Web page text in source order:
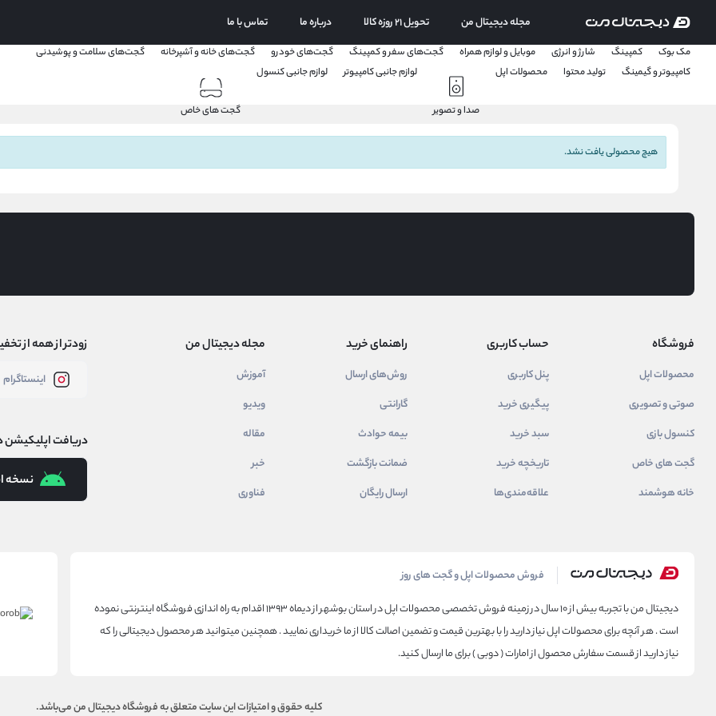
مجله دیجیتال من تحویل ۲۱ روزه کالا درباره ما تماس با ما
مک بوک کمپینگ شارژ و انرژی موبایل و لوازم همراه گجت‌های سفر و کمپینگ گجت‌های خودرو گجت‌های خانه و آشپرخانه
گجت‌های سلامت و پوشیدنی
کامپیوتر و گیمینگ
تولید محتوا محصولات اپل
صدا و تصویر
لوازم جانبی کامپیوتر لوازم جانبی کنسول
گجت های خاص
جستجو " آیفون " جستجو " اسپیکر بلوتوثی "
هیچ محصولی یافت نشد.
فروشگاه
محصولات اپل
صوتی و تصویری
کنسول بازی
گجت های خاص
خانه هوشمند
حساب کاربری
پنل کاربری
پیگیری خرید
سبد خرید
تاریخچه خرید
علاقه‌مندی‌ها
راهنمای خرید
روش‌های ارسال
گارانتی
بیمه حوادث
ضمانت بازگشت
ارسال رایگان
مجله دیجیتال من
آموزش
ویدیو
مقاله
خبر
فناوری
زودتر از همه از
اینستاگرام
دریافت اپلیکیشن
نسخه
دیجیتال من فروش محصولات اپل و گجت های روز
دیجیتال من با تجربه بیش از ۱۰ سال در زمینه فروش تخصصی محصولات اپل در استان بوشهر از دیماه ۱۳۹۳ اقدام به راه اندازی فروشگاه اینترنتی نموده
است . هر آنچه برای محصولات اپل نیاز دارید را با بهترین قیمت و تضمین اصالت کالا از ما خریداری نمایید . همچنین میتوانید هر محصول دیجیتالی را که
نیاز دارید از قسمت سفارش محصول از امارات ( دوبی ) برای ما ارسال کنید.
کلیه حقوق و امتیازات این سایت متعلق به فروشگاهدیجیتال منمی‌باشد.